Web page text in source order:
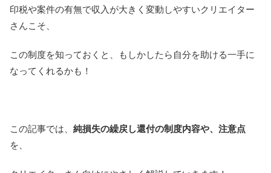
印税や案件の有無で収入が大きく変動しやすいクリエイター
さんこそ、
この制度を知っておくと、もしかしたら自分を助ける一手に
なってくれるかも！
この記事では、 純損失の繰戻し還付の制度内容や、注意点
を、